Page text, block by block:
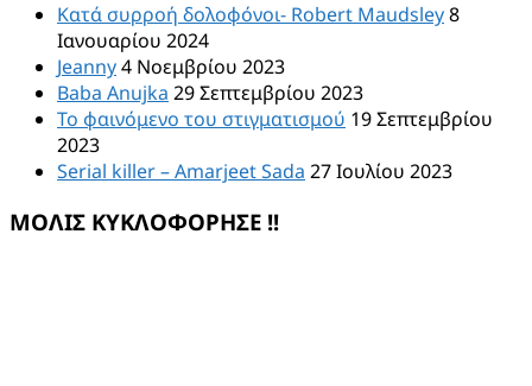
Κατά συρροή δολοφόνοι- Robert Maudsley8
Ιανουαρίου 2024
Jeanny4 Νοεμβρίου 2023
Baba Anujka 29 Σεπτεμβρίου 2023
Το φαινόμενο του στιγματισμού 19 Σεπτεμβρίου
2023
Serial killer – Amarjeet Sada 27 Ιουλίου 2023
ΜΟΛΙΣ ΚΥΚΛΟΦΟΡΗΣΕ !!